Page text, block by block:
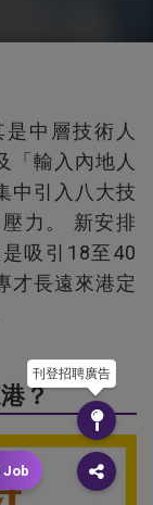
中層技術人
「輸入內地人
中引入八大技
力。 新安排
吸引18至40
才長遠來港定
？
刊登招聘廣告
Job